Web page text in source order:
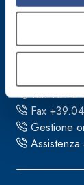
via Lazzaris, 3
Tel.
Fax
Gestione